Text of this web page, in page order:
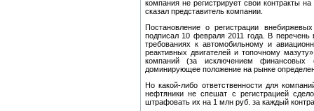
компания не регистрирует свои контракты
сказал представитель компании.
Постановление о регистрации
подписал 10 февраля 2011 года. В
требованиях к автомобильному и
реактивных двигателей и топочному
компаний (за исключением финансовых
доминирующее положение на рынке
Но какой-либо ответственности для
нефтяники не спешат с регистрацией
штрафовать их на 1 млн руб. за каждый